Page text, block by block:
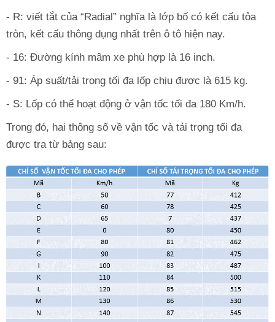
- R: viết tắt của “Radial” nghĩa là lớp bố có kết cấu tỏa
tròn, kết cấu thông dụng nhất trên ô tô hiện nay.
- 16: Đường kính mâm xe phù hợp là 16 inch.
- 91: Áp suất/tải trong tối đa lốp chịu được là 615 kg.
- S: Lốp có thể hoạt động ở vận tốc tối đa 180 Km/h.
Trong đó, hai thông số về vận tốc và tải trọng tối đa
được tra từ bảng sau: